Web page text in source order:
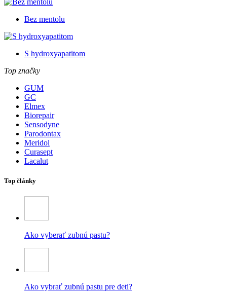
Bez mentolu
S hydroxyapatitom
Top značky
GUM
GC
Elmex
Biorepair
Sensodyne
Parodontax
Meridol
Curasept
Lacalut
Top články
Ako vyberať zubnú pastu?
Ako vybrať zubnú pastu pre deti?